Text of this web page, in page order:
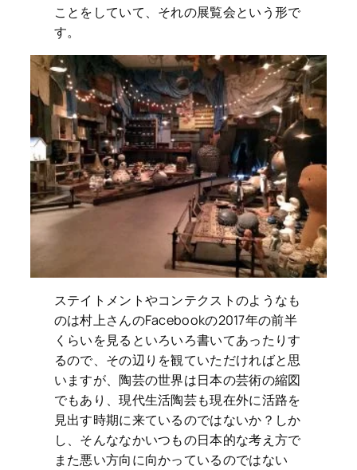
ことをしていて、それの展覧会という形で
す。
ステイトメントやコンテクストのようなも
のは村上さんのFacebookの2017年の前半
くらいを見るといろいろ書いてあったりす
るので、その辺りを観ていただければと思
いますが、陶芸の世界は日本の芸術の縮図
でもあり、現代生活陶芸も現在外に活路を
見出す時期に来ているのではないか？しか
し、そんななかいつもの日本的な考え方で
また悪い方向に向かっているのではない